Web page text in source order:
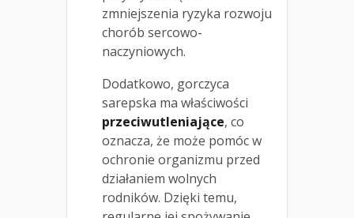
zmniejszenia ryzyka rozwoju
chorób sercowo-
naczyniowych.
Dodatkowo, gorczyca
sarepska ma właściwości
przeciwutleniające, co
oznacza, że może pomóc w
ochronie organizmu przed
działaniem wolnych
rodników. Dzięki temu,